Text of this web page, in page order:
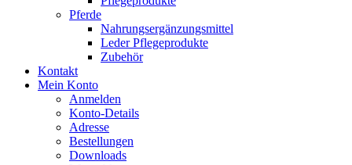
Pferde
Nahrungsergänzungsmittel
Leder Pflegeprodukte
Zubehör
Kontakt
Mein Konto
Anmelden
Konto-Details
Adresse
Bestellungen
Downloads